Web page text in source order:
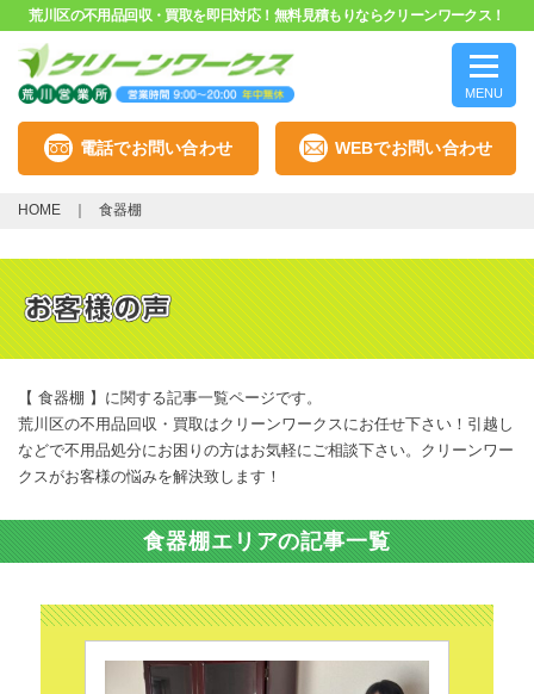
荒川区の不用品回収・買取を即日対応！無料見積もりならクリーンワークス！
MENU
電話でお問い合わせ WEBでお問い合わせ
HOME 食器棚
【 食器棚 】に関する記事一覧ページです。
荒川区の不用品回収・買取はクリーンワークスにお任せ下さい！引越し
などで不用品処分にお困りの方はお気軽にご相談下さい。クリーンワー
クスがお客様の悩みを解決致します！
食器棚エリアの記事一覧